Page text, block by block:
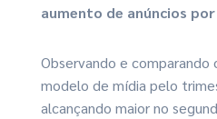
aumento de anúncios
Observando e comparando
modelo de mídia pelo
alcançando maior no